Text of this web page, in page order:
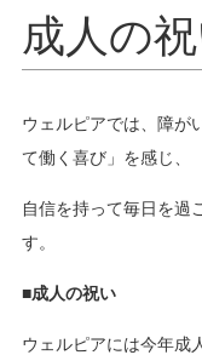
成人の
ウェルピアでは、障が
て働く喜び」を感じ、
自信を持って毎日を過
す。
■成人の祝い
ウェルピアには今年成